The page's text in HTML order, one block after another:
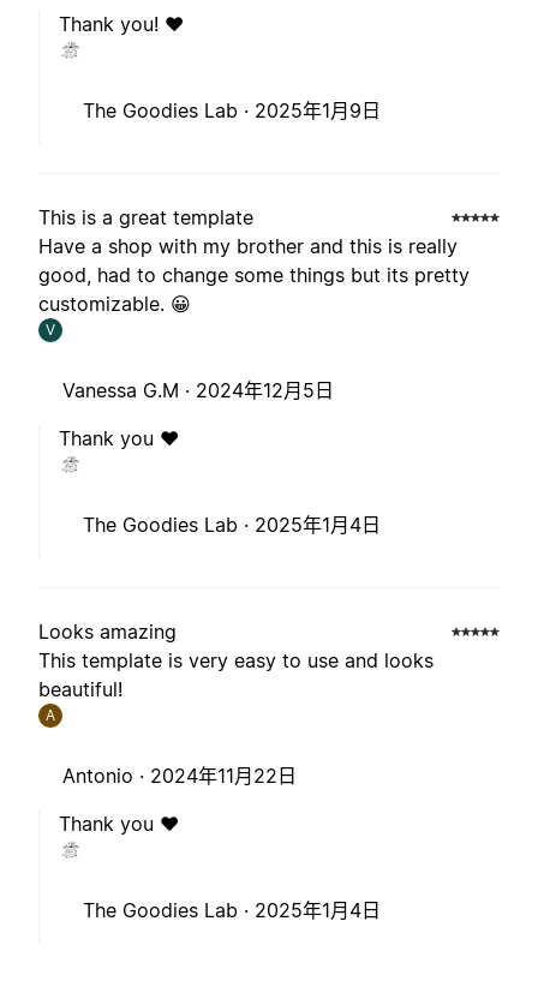
Thank you! ❤️
The Goodies Lab · 2025年1月9日
This is a great template
Have a shop with my brother and this is really
good, had to change some things but its pretty
customizable. 😀
V
Vanessa G.M · 2024年12月5日
Thank you ❤️
The Goodies Lab · 2025年1月4日
Looks amazing
This template is very easy to use and looks
beautiful!
A
Antonio · 2024年11月22日
Thank you ❤️
The Goodies Lab · 2025年1月4日